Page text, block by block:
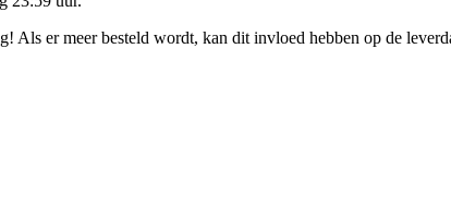
er meer besteld wordt, kan dit invloed hebben op de